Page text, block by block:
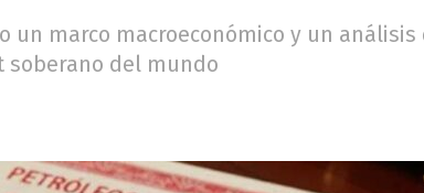
un marco macroeconómico y un
soberano del mundo